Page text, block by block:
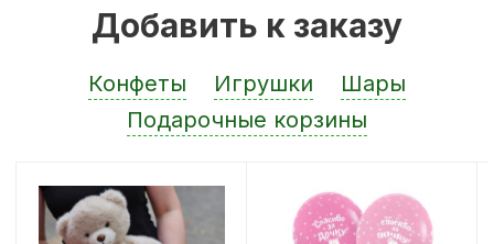
Добавить к заказу
Конфеты Игрушки
Шары
Подарочные корзины